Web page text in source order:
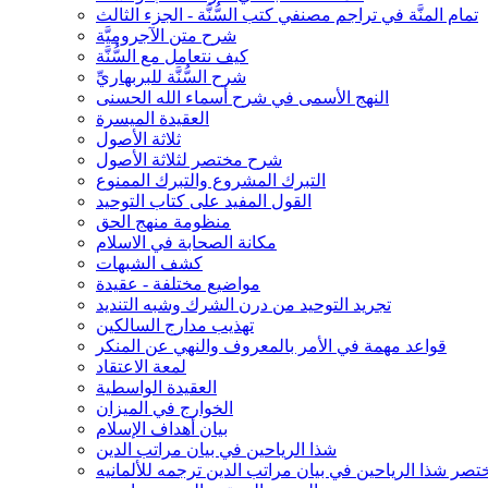
تمام المنَّة في تراجم مصنفي كتب السُّنَّة - الجزء الثالث
شرح متن الآجروميَّة
كيف نتعامل مع السُّنَّة
شرح السُّنَّة للبربهاريِّ
النهج الأسمى في شرح أسماء الله الحسنى
العقيدة الميسرة
ثلاثة الأصول
شرح مختصر لثلاثة الأصول
التبرك المشروع والتبرك الممنوع
القول المفيد على كتاب التوحيد
منظومة منهج الحق
مكانة الصحابة في الاسلام
كشف الشبهات
مواضيع مختلفة - عقيدة
تجريد التوحيد من درن الشرك وشبه التنديد
تهذيب مدارج السالكين
قواعد مهمة في الأمر بالمعروف والنهي عن المنكر
لمعة الاعتقاد
العقيدة الواسطية
الخوارج في الميزان
بيان أهداف الإسلام
شذا الرياحين في بيان مراتب الدين
شذا الرياحين في بيان مراتب الدين ترجمه للألمانيه